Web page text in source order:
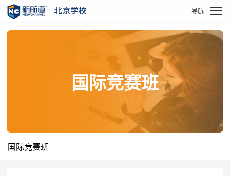
国际竞赛班
国际竞赛班